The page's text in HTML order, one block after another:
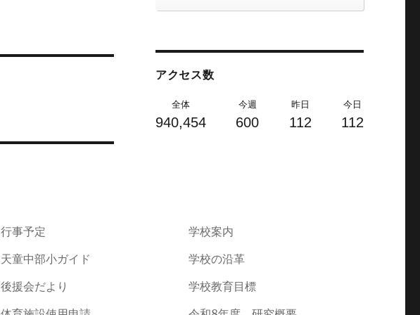
アクセス数
全体
940,454
今週
600
昨日
112
今日
112
行事予定
天童中部小ガイド
後援会だより
学校案内
学校の沿革
学校教育目標